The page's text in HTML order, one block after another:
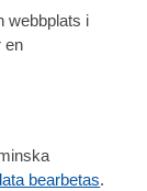
webbplats i
en
bearbetas.